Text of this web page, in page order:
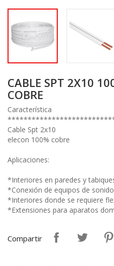
CABLE SPT 2X10
COBRE
Característica
Cable Spt 2x10
elecon 100% cobre
Aplicaciones:
*Interiores en paredes y
*Conexión de equipos de
*Interiores donde se requiere
*Extensiones para aparatos
Compartir